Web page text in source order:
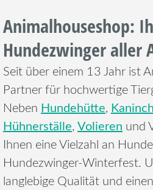
Animalhouseshop:
Hundezwinger aller
Seit über einem 13 Jahr ist
Partner für hochwertige
Neben Hundehütte,
Hühnerställe, Volieren und
Ihnen eine Vielzahl an
Hundezwinger-Winterfest.
langlebige Qualität und